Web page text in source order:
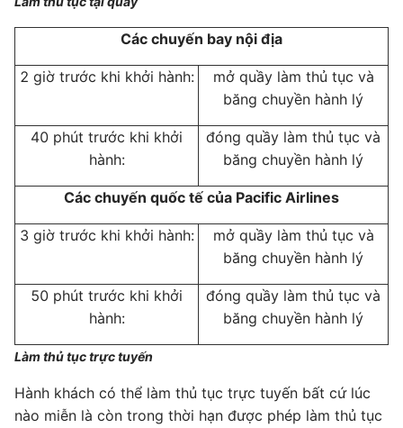
Các chuyến bay nội địa
2 giờ trước khi khởi hành:
mở quầy làm thủ tục và
băng chuyền hành lý
40 phút trước khi khởi
hành:
đóng quầy làm thủ tục và
băng chuyền hành lý
Các chuyến quốc tế của Pacific Airlines
3 giờ trước khi khởi hành:
mở quầy làm thủ tục và
băng chuyền hành lý
50 phút trước khi khởi
hành:
đóng quầy làm thủ tục và
băng chuyền hành lý
Làm thủ tục trực tuyến
Hành khách có thể làm thủ tục trực tuyến bất cứ lúc
nào miễn là còn trong thời hạn được phép làm thủ tục